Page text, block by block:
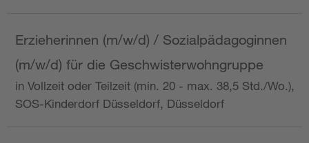
Erzieherinnen (m/w/d) / Sozialpädagoginnen
(m/w/d) für die Geschwisterwohngruppe
in Vollzeit oder Teilzeit (min. 20 - max. 38,5 Std./Wo.),
SOS-Kinderdorf Düsseldorf, Düsseldorf